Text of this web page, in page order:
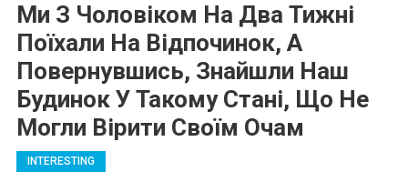
Ми З Чоловіком На Два Тижні
Поїхали На Відпочинок, А
Повернувшись, Знайшли Наш
Будинок У Такому Стані, Що Не
Могли Вірити Своїм Очам
INTERESTING